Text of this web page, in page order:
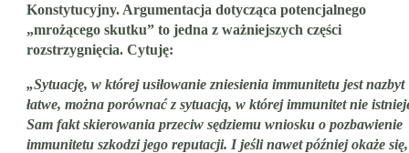
Konstytucyjny. Argumentacja dotycząca potencjalnego
„mrożącego skutku” to jedna z ważniejszych części
rozstrzygnięcia. Cytuję:
„Sytuację, w której usiłowanie zniesienia immunitetu jest nazbyt
łatwe, można porównać z sytuacją, w której immunitet nie
Sam fakt skierowania przeciw sędziemu wniosku o pozbawienie
immunitetu szkodzi jego reputacji. I jeśli nawet później okaże się,